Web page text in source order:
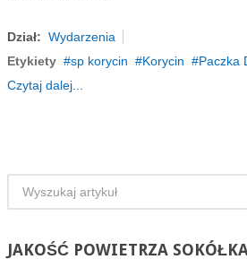
Dział: Wydarzenia
Etykiety
sp korycin Korycin
Paczka
Czytaj dalej...
JAKOŚĆPOWIETRZA